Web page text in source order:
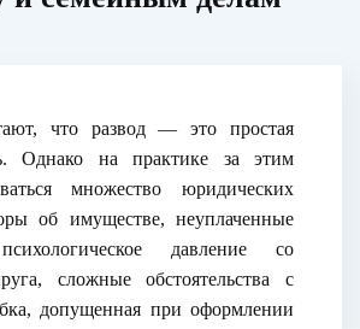
что развод — это простая
Однако на практике за этим
множество юридических
об имуществе, неуплаченные
давление со
сложные обстоятельства с
допущенная при оформлении